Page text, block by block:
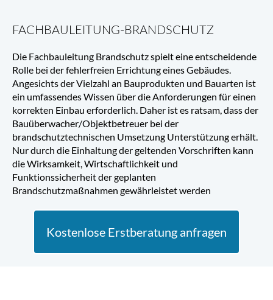
FACHBAULEITUNG-BRANDSCHUTZ
Die Fachbauleitung Brandschutz spielt eine entscheidende
Rolle bei der fehlerfreien Errichtung eines Gebäudes.
Angesichts der Vielzahl an Bauprodukten und Bauarten ist
ein umfassendes Wissen über die Anforderungen für einen
korrekten Einbau erforderlich. Daher ist es ratsam, dass der
Bauüberwacher/Objektbetreuer bei der
brandschutztechnischen Umsetzung Unterstützung erhält.
Nur durch die Einhaltung der geltenden Vorschriften kann
die Wirksamkeit, Wirtschaftlichkeit und
Funktionssicherheit der geplanten
Brandschutzmaßnahmen gewährleistet werden
Kostenlose Erstberatung anfragen